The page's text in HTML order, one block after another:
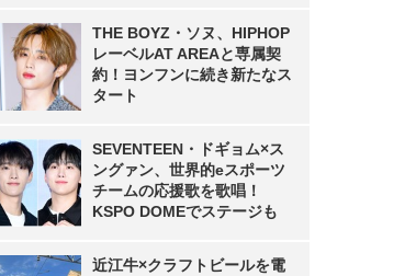
THE BOYZ・ソヌ、HIPHOP
レーベルAT AREAと専属契
約！ヨンフンに続き新たなス
タート
SEVENTEEN・ドギョム×ス
ングァン、世界的eスポーツ
チームの応援歌を歌唱！
KSPO DOMEでステージも
近江牛×クラフトビールを電